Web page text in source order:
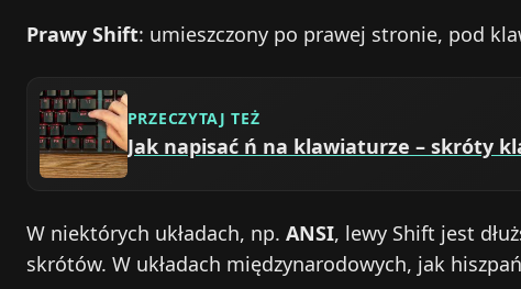
Prawy Shift: umieszczony po prawej stronie, pod
PRZECZYTAJ TEŻ
Jak napisać ń na klawiaturze – skróty
W niektórych układach, np. ANSI, lewy Shift jest
skrótów. W układach międzynarodowych, jak